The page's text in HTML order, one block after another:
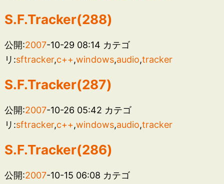
S.F.Tracker(288)
公開:2007-10-29 08:14 カテゴ
リ:sftracker,c++,windows,audio,tracker
S.F.Tracker(287)
公開:2007-10-26 05:42 カテゴ
リ:sftracker,c++,windows,audio,tracker
S.F.Tracker(286)
公開:2007-10-15 06:08 カテゴ